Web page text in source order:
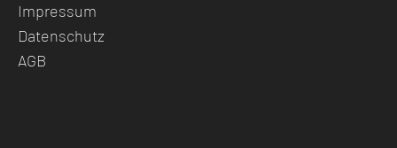
Impressum
Datenschutz
AGB